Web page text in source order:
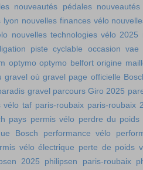
nouveautés pédales
lyon nouvelles finances vélo
nouvelles technologies vélo 2025
piste cyclable
occasion vae
optymo optymo belfort origine
gravel où gravel page officielle
gravel parcours Giro 2025
vélo taf paris-roubaix paris-roubaix
pays permis vélo perdre du poids
Bosch
performance vélo
vélo électrique perte de poids
2025 philipsen paris-roubaix